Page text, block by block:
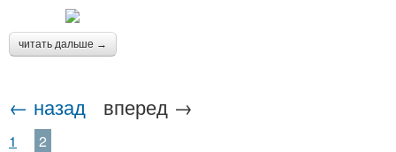
читать дальше →
← назад вперед →
1 2